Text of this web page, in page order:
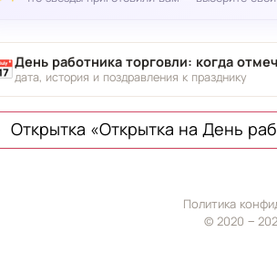
День работника торговли: когда
дата, история и поздравления к празднику
Открытка «Открытка на День
Политика
© 2020 ‒